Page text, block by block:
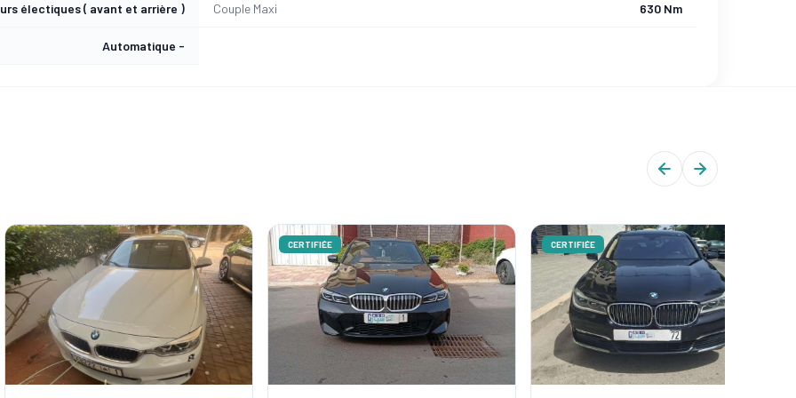
électiques ( avant et arrière ) Couple Maxi 630 Nm
Automatique -
CERTIFIÉE CERTIFIÉE